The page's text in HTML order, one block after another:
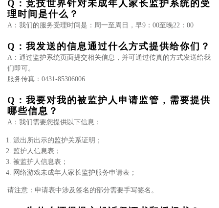
Q：竞技世界针对未成年人家长监护系统的受
理时间是什么？
A：我们的服务受理时间是：周一至周日，早9：00至晚22：00
Q：我发送的信息通过什么方式提供给你们？
A：通过监护系统页面提交相关信息，并可通过传真的方式发送给我
们即可。
服务传真：0431-85306006
Q：我要对我的被监护人申请监管，需要提供
哪些信息？
A：我们需要您提供以下信息：
派出所出示的监护关系证明；
监护人信息表；
被监护人信息表；
网络游戏未成年人家长监护服务申请表；
请注意：申请表中涉及签名的部分需要手写签名。